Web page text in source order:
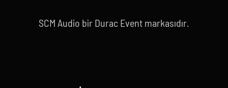
SCM Audio bir Durac Event markasıdır.